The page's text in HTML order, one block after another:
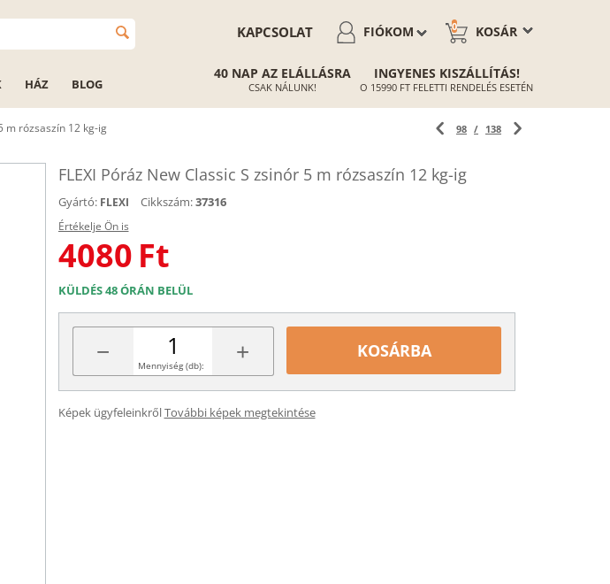
KOSÁR
0
FIÓKOM
KAPCSOLAT
HÁZ BLOG
40 NAP AZ ELÁLLÁSRA
CSAK NÁLUNK!
INGYENES KISZÁLLÍTÁS!
O 15990 FT FELETTI RENDELÉS ESETÉN
m rózsaszín 12 kg-ig 98 / 138
FLEXI Póráz New Classic S zsinór 5 m rózsaszín 12 kg-ig
Gyártó: FLEXI Cikkszám:37316
Értékelje Ön is
4080 Ft
KÜLDÉS 48 ÓRÁN BELÜL
− +
Mennyiség (db):
KOSÁRBA
Képek ügyfeleinkrőlTovábbi képek megtekintése